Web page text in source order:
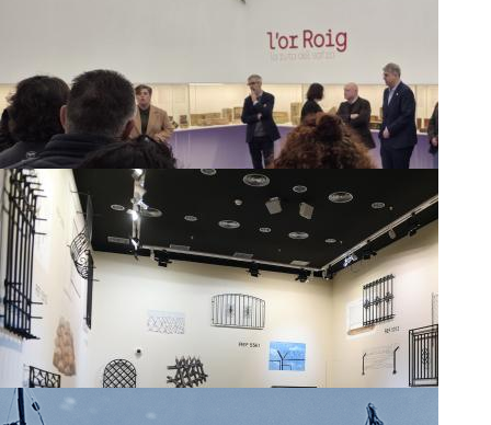
Visita guiada a "Horta i secà"
Visita guiada a "L'Or roig"